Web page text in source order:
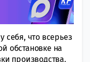
себя, что всерьез
обстановке на
производства.